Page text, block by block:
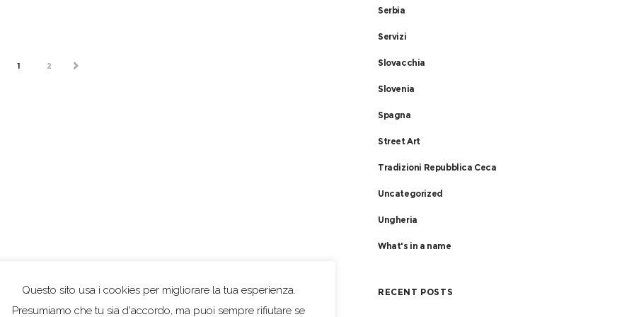
PREV1 2 NEXT
Serbia
Servizi
Slovacchia
Slovenia
Spagna
Street Art
Tradizioni Repubblica Ceca
Uncategorized
Ungheria
What's in a name
RECENT POSTS
Questo sito usa i cookies per migliorare la tua esperienza.
Presumiamo che tu sia d'accordo, ma puoi sempre rifiutare se